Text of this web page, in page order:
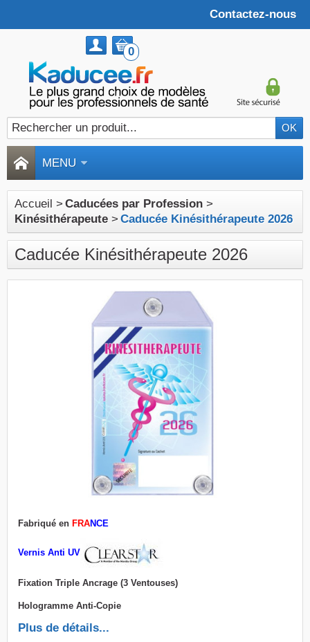
Contactez-nous
0
MENU
Accueil > Caducées par Profession >
Kinésithérapeute > Caducée Kinésithérapeute 2026
Caducée Kinésithérapeute 2026
Fabriqué en FRANCE
Vernis Anti UV
Fixation Triple Ancrage (3 Ventouses)
Hologramme Anti-Copie
Plus de détails...